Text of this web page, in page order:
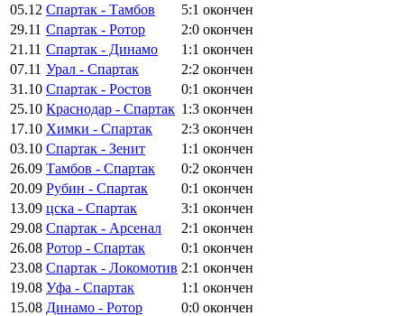
05.12 Спартак - Тамбов 5:1 окончен
29.11 Спартак - Ротор 2:0 окончен
21.11 Спартак - Динамо 1:1 окончен
07.11 Урал - Спартак 2:2 окончен
31.10 Спартак - Ростов 0:1 окончен
25.10 Краснодар - Спартак 1:3 окончен
17.10 Химки - Спартак 2:3 окончен
03.10 Спартак - Зенит 1:1 окончен
26.09 Тамбов - Спартак 0:2 окончен
20.09 Рубин - Спартак 0:1 окончен
13.09 цска - Спартак 3:1 окончен
29.08 Спартак - Арсенал 2:1 окончен
26.08 Ротор - Спартак 0:1 окончен
23.08 Спартак - Локомотив 2:1 окончен
19.08 Уфа - Спартак 1:1 окончен
15.08 Динамо - Ротор 0:0 окончен